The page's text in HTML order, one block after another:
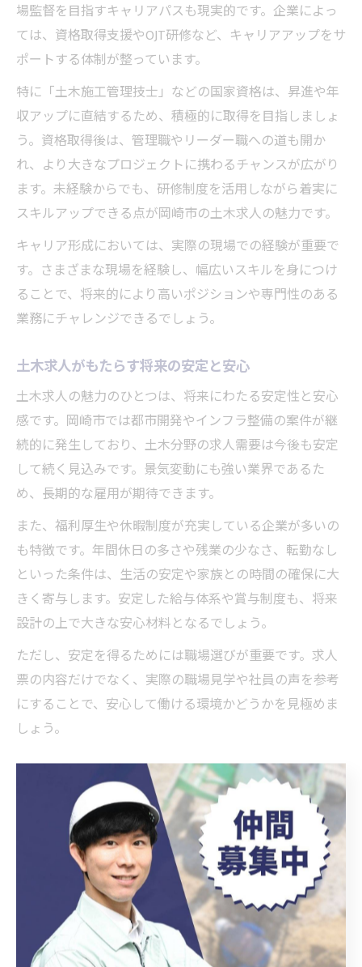
場監督を目指すキャリアパスも現実的です。企業によっ
ては、資格取得支援やOJT研修など、キャリアアップをサ
ポートする体制が整っています。
特に「土木施工管理技士」などの国家資格は、昇進や年
収アップに直結するため、積極的に取得を目指しましょ
う。資格取得後は、管理職やリーダー職への道も開か
れ、より大きなプロジェクトに携わるチャンスが広がり
ます。未経験からでも、研修制度を活用しながら着実に
スキルアップできる点が岡崎市の土木求人の魅力です。
キャリア形成においては、実際の現場での経験が重要で
す。さまざまな現場を経験し、幅広いスキルを身につけ
ることで、将来的により高いポジションや専門性のある
業務にチャレンジできるでしょう。
土木求人がもたらす将来の安定と安心
土木求人の魅力のひとつは、将来にわたる安定性と安心
感です。岡崎市では都市開発やインフラ整備の案件が継
続的に発生しており、土木分野の求人需要は今後も安定
して続く見込みです。景気変動にも強い業界であるた
め、長期的な雇用が期待できます。
また、福利厚生や休暇制度が充実している企業が多いの
も特徴です。年間休日の多さや残業の少なさ、転勤なし
といった条件は、生活の安定や家族との時間の確保に大
きく寄与します。安定した給与体系や賞与制度も、将来
設計の上で大きな安心材料となるでしょう。
ただし、安定を得るためには職場選びが重要です。求人
票の内容だけでなく、実際の職場見学や社員の声を参考
にすることで、安心して働ける環境かどうかを見極めま
しょう。
岡崎市の土木求人でキャリアアップする方法
岡崎市の土木求人でキャリアアップを目指すなら、資格
取得と現場経験の両立が鍵となります。特に「施工管
理」や「土木施工管理技士」などの資格取得は、昇進や
給与アップの大きな武器となります。企業によっては資
格取得支援や講習会の費用補助を行っているため、積極
的に活用しましょう。
また、現場での実務経験を積むことで、リーダー職や管